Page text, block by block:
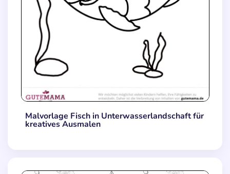
Malvorlage Fisch in Unterwasserlandschaft für
kreatives Ausmalen